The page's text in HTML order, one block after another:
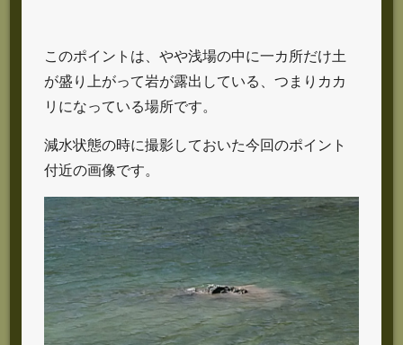
このポイントは、やや浅場の中に一カ所だけ土
が盛り上がって岩が露出している、つまりカカ
リになっている場所です。
減水状態の時に撮影しておいた今回のポイント
付近の画像です。